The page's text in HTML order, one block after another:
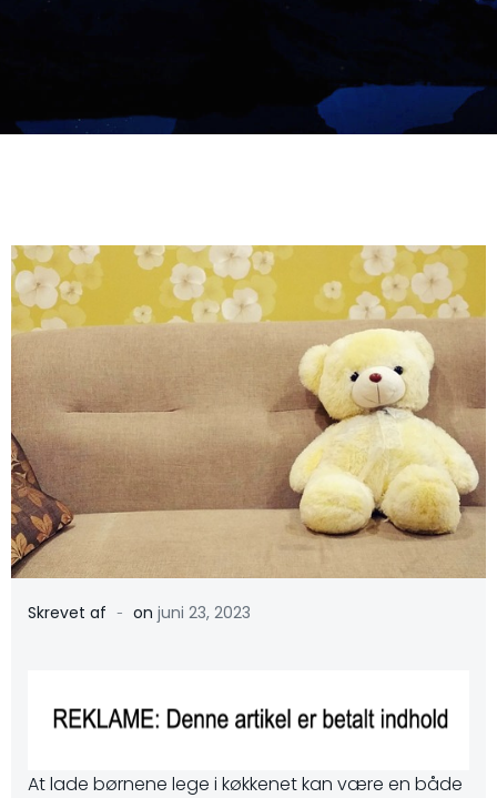
Skrevet af - on juni 23, 2023
At lade børnene lege i køkkenet kan være en både